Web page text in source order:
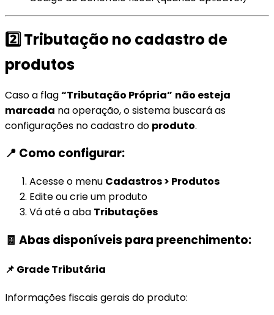
2️⃣ Tributação no cadastro de
produtos
Caso a flag“Tributação Própria” não esteja
marcada na operação, o sistema buscará as
configurações no cadastro do produto.
📍 Como configurar:
Acesse o menu Cadastros > Produtos
Edite ou crie um produto
Vá até a aba Tributações
🧾 Abas disponíveis para preenchimento:
📌 Grade Tributária
Informações fiscais gerais do produto: